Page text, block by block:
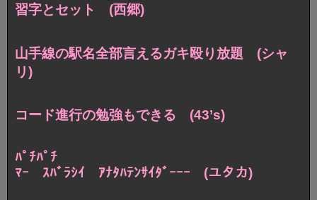
習字とセット (西郷)
山手線の駅名全部言えるガキ殴り放題 (シャ
リ)
コード進行の勉強もできる (43’s)
ﾊﾟﾁﾊﾟﾁ
ﾏｰ ｽﾊﾞﾗｼｲ ｱﾅﾀﾊﾃﾝｻｲﾀﾞｰｰｰ (ユタカ)